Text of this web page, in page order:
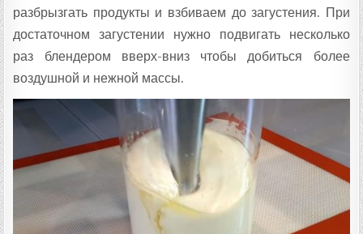
разбрызгать продукты и взбиваем до загустения. При
достаточном загустении нужно подвигать несколько
раз блендером вверх-вниз чтобы добиться более
воздушной и нежной массы.